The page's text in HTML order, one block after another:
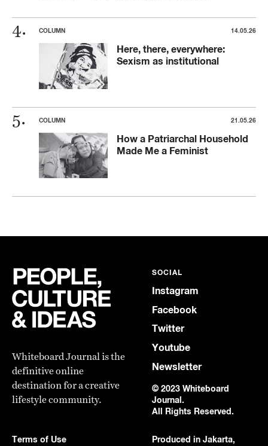
COLUMN 14.05.26
Here, there, everywhere:
Sexism as institutional
COLUMN 21.05.26
How a Patriarchal Household
Made Me a Feminist
Whiteboard Journal is the
definitive online
destination for a creative
lifestyle community.
SOCIAL
Instagram
Facebook
Twitter
Youtube
Newsletter
© 2023 Whiteboard
Journal.
All Rights Reserved.
Terms of Use
Produced in Jakarta,